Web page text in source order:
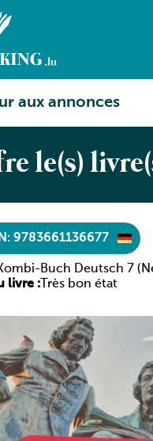
aux annonces
le(s)
9783661136677
Buch Deutsch 7
livre :Très bon état